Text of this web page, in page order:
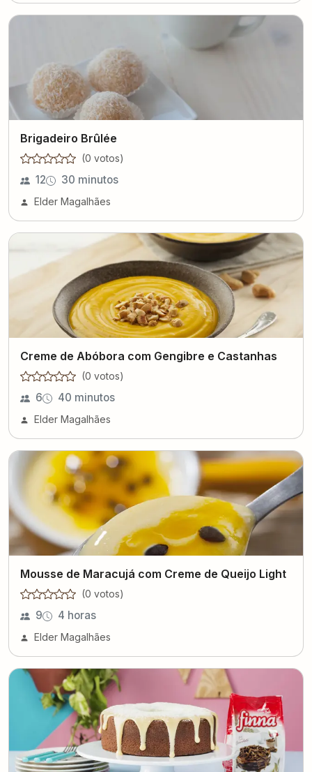
Brigadeiro Brûlée
(0 votos)
12 30 minutos
Elder Magalhães
Creme de Abóbora com Gengibre e Castanhas
(0 votos)
6 40 minutos
Elder Magalhães
Mousse de Maracujá com Creme de Queijo Light
(0 votos)
9 4 horas
Elder Magalhães